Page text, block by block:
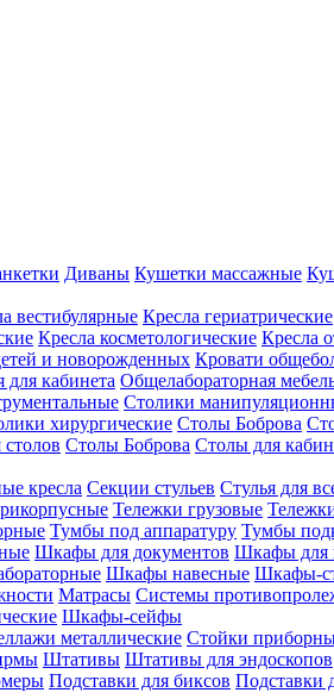
Диваны Кушетки массажные
вестибулярные Кресла гериатрические
Кресла косметологические Кресла
и новорожденных Кровати
для кабинета Общелабораторная
Столики
хирургические Столы Боброва
Столы Боброва Столы для
кресла Секции стульев Стулья для
Тележки грузовые
Тумбы под аппаратуру Тумбы
Шкафы для документов Шкафы для
Шкафы навесные Шкафы-
Матрасы Системы
Шкафы-сейфы
металлические Стойки
Штативы Штативы для эндоскопов
Подставки для биксов Подставки